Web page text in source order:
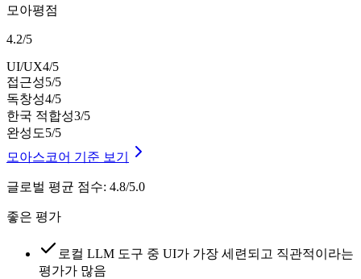
모아평점
4.2/5
UI/UX4/5
접근성5/5
독창성4/5
한국 적합성3/5
완성도5/5
모아스코어 기준 보기
글로벌 평균 점수: 4.8/5.0
좋은 평가
로컬 LLM 도구 중 UI가 가장 세련되고 직관적이라는
평가가 많음